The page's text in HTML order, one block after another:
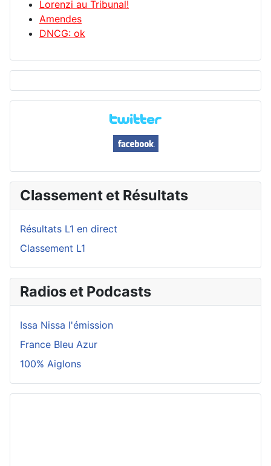
Lorenzi au Tribunal!
Amendes
DNCG: ok
Classement et Résultats
Résultats L1 en direct
Classement L1
Radios et Podcasts
Issa Nissa l'émission
France Bleu Azur
100% Aiglons